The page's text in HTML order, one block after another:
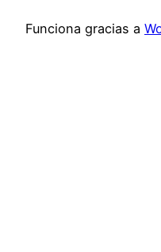
Funciona gracias a